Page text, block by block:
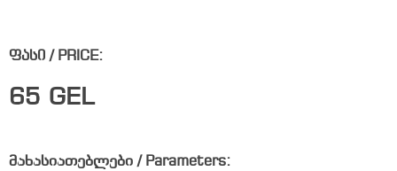
ფასი / PRICE:
65 GEL
მახასიათებლები / Parameters: